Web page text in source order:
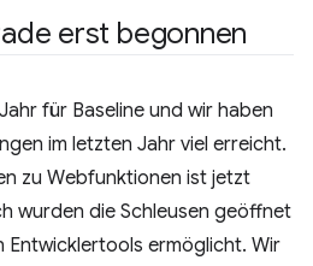
erst begonnen
für Baseline und wir haben
im letzten Jahr viel erreicht.
zu Webfunktionen ist jetzt
wurden die Schleusen geöffnet
Entwicklertools ermöglicht. Wir